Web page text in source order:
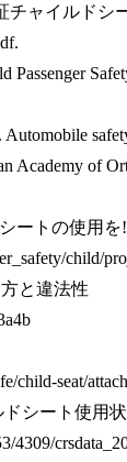
ャイルドシ
Academy of
ートの使用を!
child/
と違法性
child-seat/
シート使用状
4309/